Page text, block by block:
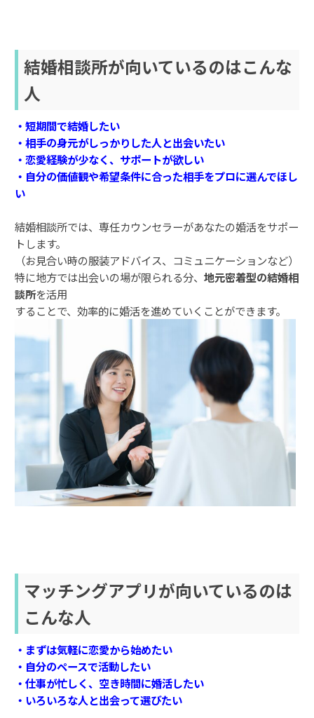
結婚相談所が向いているのはこんな
人
・短期間で結婚したい
・相手の身元がしっかりした人と出会いたい
・恋愛経験が少なく、サポートが欲しい
・自分の価値観や希望条件に合った相手をプロに選んでほし
い
結婚相談所では、専任カウンセラーがあなたの婚活をサポー
トします。
（お見合い時の服装アドバイス、コミュニケーションなど）
特に地方では出会いの場が限られる分、 地元密着型の結婚相
談所を活用
することで、効率的に婚活を進めていくことができます。
マッチングアプリが向いているのは
こんな人
・まずは気軽に恋愛から始めたい
・自分のペースで活動したい
・仕事が忙しく、空き時間に婚活したい
・いろいろな人と出会って選びたい